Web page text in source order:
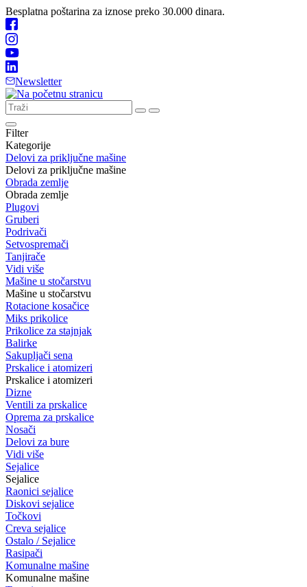
Besplatna poštarina za iznose preko 30.000 dinara.
Newsletter
Filter
Kategorije
Delovi za priključne mašine
Delovi za priključne mašine
Obrada zemlje
Obrada zemlje
Plugovi
Gruberi
Podrivači
Setvospremači
Tanjirače
Vidi više
Mašine u stočarstvu
Mašine u stočarstvu
Rotacione kosačice
Miks prikolice
Prikolice za stajnjak
Balirke
Sakupljači sena
Prskalice i atomizeri
Prskalice i atomizeri
Dizne
Ventili za prskalice
Oprema za prskalice
Nosači
Delovi za bure
Vidi više
Sejalice
Sejalice
Raonici sejalice
Diskovi sejalice
Točkovi
Creva sejalice
Ostalo / Sejalice
Rasipači
Komunalne mašine
Komunalne mašine